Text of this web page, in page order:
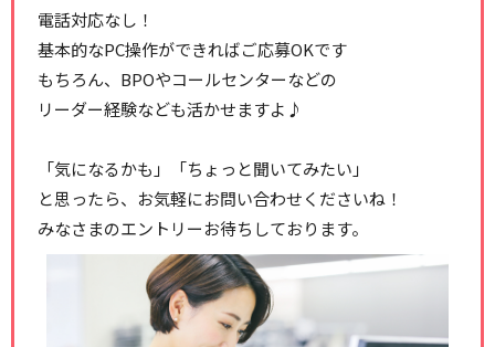
電話対応なし！
基本的なPC操作ができればご応募OKです
もちろん、BPOやコールセンターなどの
リーダー経験なども活かせますよ♪
「気になるかも」「ちょっと聞いてみたい」
と思ったら、お気軽にお問い合わせくださいね！
みなさまのエントリーお待ちしております。